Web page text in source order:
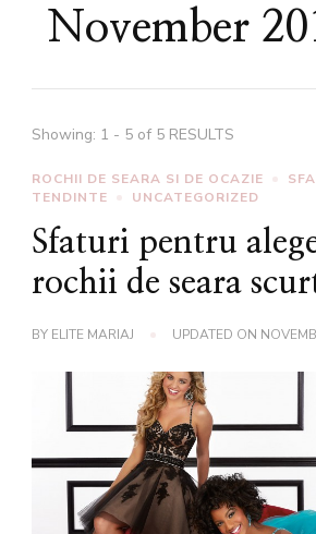
November
Showing: 1 - 5 of 5 RESULTS
ROCHII DE SEARA SI DE OCAZIE
TENDINTE
UNCATEGORIZED
Sfaturi pentru
rochii de seara
BY ELITE MARIAJ UPDATED ON